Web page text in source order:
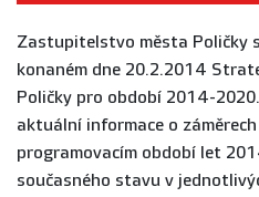
Zastupitelstvo města Poličky
konaném dne 20.2.2014
Poličky pro období 2014-
aktuální informace o
programovacím období let
současného stavu v